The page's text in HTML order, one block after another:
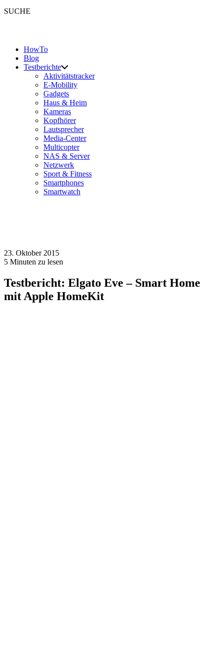
SUCHE
HowTo
Blog
Testberichte
Aktivitätstracker
E-Mobility
Gadgets
Haus & Heim
Kameras
Kopfhörer
Lautsprecher
Media-Center
Multicopter
NAS & Server
Netzwerk
Sport & Fitness
Smartphones
Smartwatch
23. Oktober 2015
5 Minuten zu lesen
Testbericht: Elgato Eve – Smart Home
mit Apple HomeKit